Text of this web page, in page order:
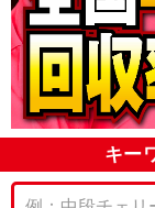
キー